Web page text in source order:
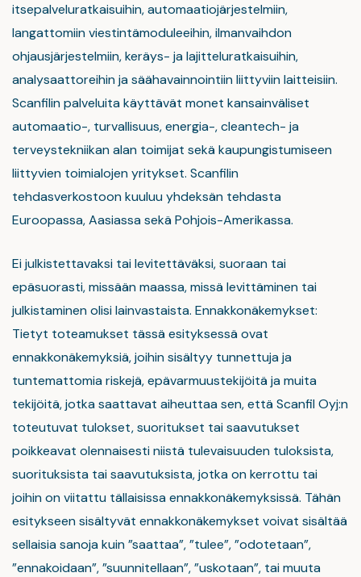
itsepalveluratkaisuihin, automaatiojärjestelmiin,
langattomiin viestintämoduleeihin, ilmanvaihdon
ohjausjärjestelmiin, keräys- ja lajitteluratkaisuihin,
analysaattoreihin ja säähavainnointiin liittyviin laitteisiin.
Scanfilin palveluita käyttävät monet kansainväliset
automaatio-, turvallisuus, energia-, cleantech- ja
terveystekniikan alan toimijat sekä kaupungistumiseen
liittyvien toimialojen yritykset. Scanfilin
tehdasverkostoon kuuluu yhdeksän tehdasta
Euroopassa, Aasiassa sekä Pohjois-Amerikassa.
Ei julkistettavaksi tai levitettäväksi, suoraan tai
epäsuorasti, missään maassa, missä levittäminen tai
julkistaminen olisi lainvastaista. Ennakkonäkemykset:
Tietyt toteamukset tässä esityksessä ovat
ennakkonäkemyksiä, joihin sisältyy tunnettuja ja
tuntemattomia riskejä, epävarmuustekijöitä ja muita
tekijöitä, jotka saattavat aiheuttaa sen, että Scanfil Oyj:n
toteutuvat tulokset, suoritukset tai saavutukset
poikkeavat olennaisesti niistä tulevaisuuden tuloksista,
suorituksista tai saavutuksista, jotka on kerrottu tai
joihin on viitattu tällaisissa ennakkonäkemyksissä. Tähän
esitykseen sisältyvät ennakkonäkemykset voivat sisältää
sellaisia sanoja kuin ”saattaa”, ”tulee”, ”odotetaan”,
”ennakoidaan”, ”suunnitellaan”, ”uskotaan”, tai muuta